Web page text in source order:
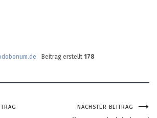
Beitrag erstellt 178
NÄCHSTER BEITRAG